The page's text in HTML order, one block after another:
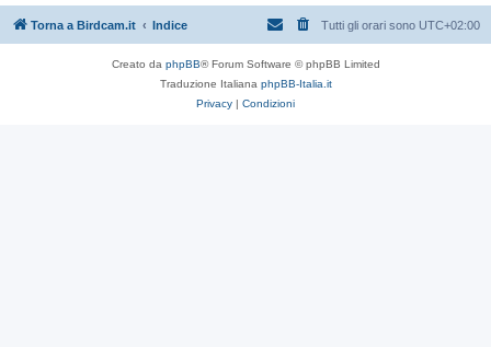
Torna a Birdcam.it Indice Tutti gli orari sono UTC+02:00
Creato da phpBB® Forum Software © phpBB Limited
Traduzione Italiana phpBB-Italia.it
Privacy | Condizioni